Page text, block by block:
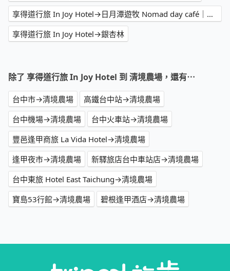
享得道行旅 In Joy Hotel→日月潭遊牧 Nomad day café｜早午餐｜甜點｜咖啡｜BRUNCH&CAFÉ
享得道行旅 In Joy Hotel→銀杏林
除了 享得道行旅 In Joy Hotel 到 清境農場，還有⋯
台中市→清境農場
高鐵台中站→清境農場
台中機場→清境農場
台中火車站→清境農場
豐邑逢甲商旅 La Vida Hotel→清境農場
逢甲夜市→清境農場
新驛旅店台中車站店→清境農場
台中東旅 Hotel East Taichung→清境農場
寶島53行館→清境農場
碧根逢甲酒店→清境農場